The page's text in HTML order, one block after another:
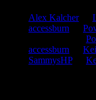
Alex Kalcherzu
accessburn
accessburn
SammysHPzu